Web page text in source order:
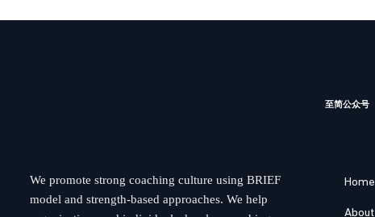
至简公众号
We promote strong coaching culture using BRIEF
model and strength-based approaches. We help
Home
About